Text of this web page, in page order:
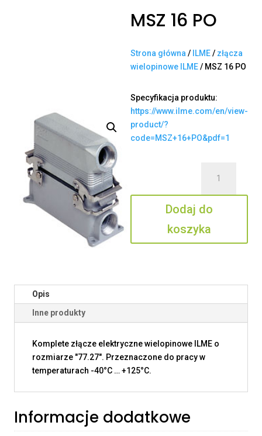
MSZ 16 PO
Strona główna / ILME/ złącza
wielopinowe ILME/ MSZ 16 PO
Specyfikacja produktu:
https://www.ilme.com/en/view-
product/?
code=MSZ+16+PO&pdf=1
16
PO
Dodaj do
koszyka
Opis
Inne produkty
Komplete złącze elektryczne wielopinowe ILME o
rozmiarze "77.27". Przeznaczone do pracy w
temperaturach -40°C … +125°C.
Informacje dodatkowe